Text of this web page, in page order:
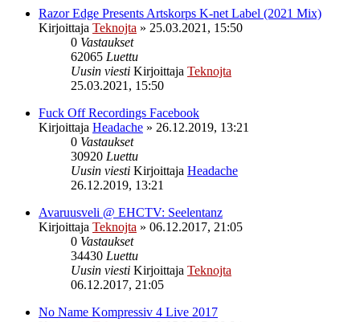
Razor Edge Presents Artskorps K-net Label (2021 Mix)
Kirjoittaja Teknojta » 25.03.2021, 15:50
0 Vastaukset
62065 Luettu
Uusin viesti Kirjoittaja Teknojta
25.03.2021, 15:50
Fuck Off Recordings Facebook
Kirjoittaja Headache » 26.12.2019, 13:21
0 Vastaukset
30920 Luettu
Uusin viesti Kirjoittaja Headache
26.12.2019, 13:21
Avaruusveli @ EHCTV: Seelentanz
Kirjoittaja Teknojta » 06.12.2017, 21:05
0 Vastaukset
34430 Luettu
Uusin viesti Kirjoittaja Teknojta
06.12.2017, 21:05
No Name Kompressiv 4 Live 2017